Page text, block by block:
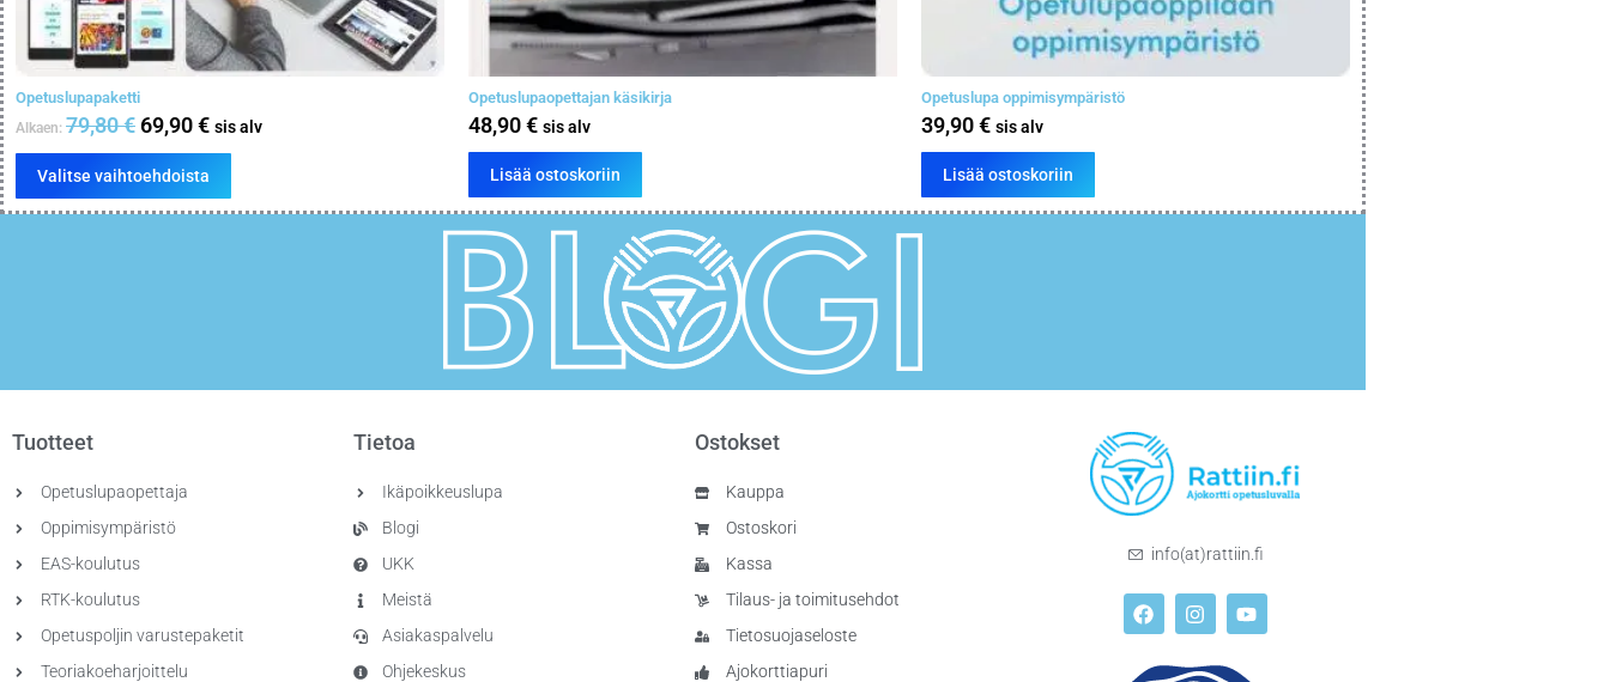
Opetuslupapaketti
Alkaen: 79,80€ 69,90€ sis alv
Valitse vaihtoehdoista
Opetuslupaopettajan käsikirja
48,90€ sis alv
Lisää ostoskoriin
Opetuslupa oppimisympäristö
39,90€ sis alv
Lisää ostoskoriin
Tuotteet
Opetuslupaopettaja
Oppimisympäristö
EAS-koulutus
RTK-koulutus
Opetuspoljin varustepaketit
Teoriakoeharjoittelu
Tietoa
Ikäpoikkeuslupa
Blogi
UKK
Meistä
Asiakaspalvelu
Ohjekeskus
Ostokset
Kauppa
Ostoskori
Kassa
Tilaus- ja toimitusehdot
Tietosuojaseloste
Ajokorttiapuri
info(at)rattiin.fi